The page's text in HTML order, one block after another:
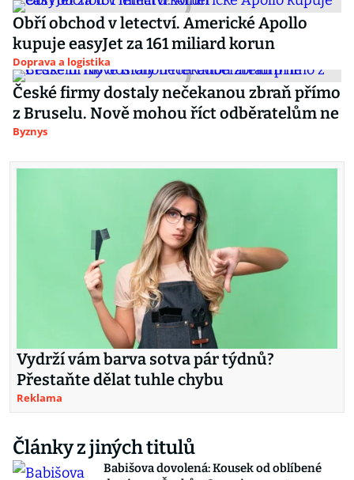
Obří obchod v letectví. Americké Apollo
kupuje easyJet za 161 miliard korun
Doprava a logistika
České firmy dostaly nečekanou zbraň přímo
z Bruselu. Nově mohou říct odběratelům ne
Byznys
Vydrží vám barva sotva pár týdnů?
Přestaňte dělat tuhle chybu
Reklama
Články z jiných titulů
Babišova dovolená: Kousek od oblíbené